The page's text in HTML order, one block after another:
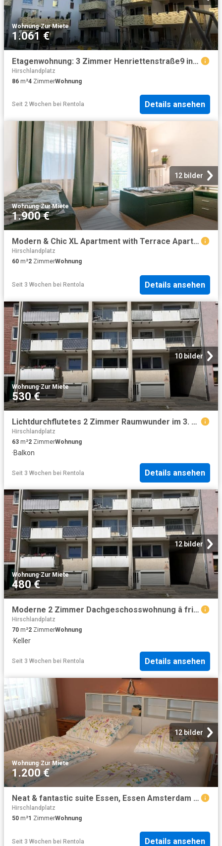
Wohnung·Zur Miete
1.061 €
Etagenwohnung: 3 Zimmer Henriettenstraße9 in Essen Vivawest GmbH
Hirschlandplatz
86 m²4 ZimmerWohnung
Seit 2 Wochen bei Rentola Details ansehen
12 bilder
Wohnung·Zur Miete
1.900 €
Modern & Chic XL Apartment with Terrace Apartment 62, Essen Amsterdam Apartments for Rent
Hirschlandplatz
60 m²2 ZimmerWohnung
Seit 3 Wochen bei Rentola Details ansehen
10 bilder
Wohnung·Zur Miete
530 €
Lichtdurchflutetes 2 Zimmer Raumwunder im 3. OG: Moderner Schnitt, Traumblick vom Balkon & separater Eingang!
Hirschlandplatz
63 m²2 ZimmerWohnung
·Balkon
Seit 3 Wochen bei Rentola Details ansehen
12 bilder
Wohnung·Zur Miete
480 €
Moderne 2 Zimmer Dachgeschosswohnung â frisch saniert & 1. Monat kaltmietfrei!
Hirschlandplatz
70 m²2 ZimmerWohnung
·Keller
Seit 3 Wochen bei Rentola Details ansehen
12 bilder
Wohnung·Zur Miete
1.200 €
Neat & fantastic suite Essen, Essen Amsterdam Apartments for Rent
Hirschlandplatz
50 m²1 ZimmerWohnung
Seit 3 Wochen bei Rentola Details ansehen